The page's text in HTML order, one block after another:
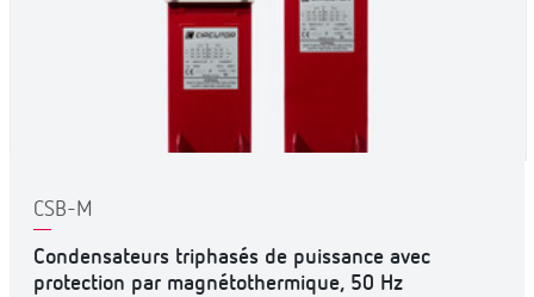
CSB-M
Condensateurs triphasés de puissance avec
protection par magnétothermique, 50 Hz